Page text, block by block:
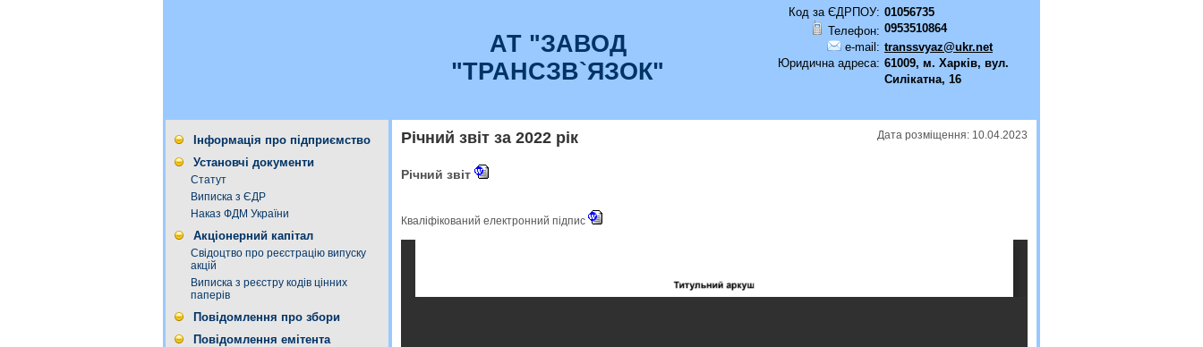
АТ "ЗАВОД
"ТРАНСЗВ`ЯЗОК"
Код за ЄДРПОУ: 01056735
Телефон: 0953510864
e-mail: transsvyaz@ukr.net
Юридична адреса: 61009, м. Харків, вул.
Силікатна, 16
Інформація про підприємство
Установчі документи
Статут
Виписка з ЄДР
Наказ ФДМ України
Акціонерний капітал
Свідоцтво про реєстрацію випуску
акцій
Виписка з реєстру кодів цінних
паперів
Повідомлення про збори
Повідомлення емітента
Дата розміщення: 10.04.2023
Річний звіт за 2022 рік
Річний звіт
Кваліфікований електронний підпис